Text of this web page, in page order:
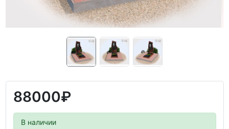
88000₽
В наличии